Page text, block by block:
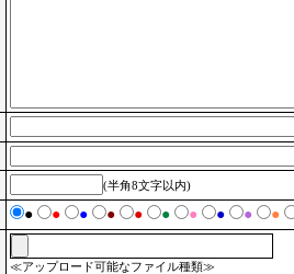
(半角8文字以内)
● ● ● ● ● ● ● ● ● ●
≪アップロード可能なファイル種類≫